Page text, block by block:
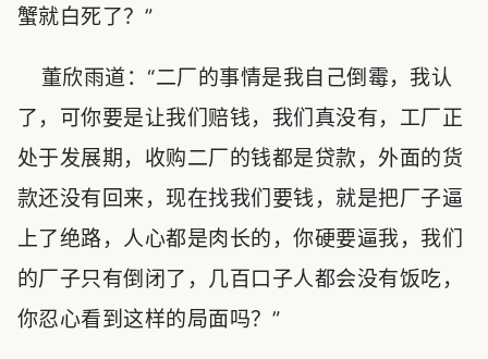
蟹就白死了？”
董欣雨道：“二厂的事情是我自己倒霉，我认
了，可你要是让我们赔钱，我们真没有，工厂正
处于发展期，收购二厂的钱都是贷款，外面的货
款还没有回来，现在找我们要钱，就是把厂子逼
上了绝路，人心都是肉长的，你硬要逼我，我们
的厂子只有倒闭了，几百口子人都会没有饭吃，
你忍心看到这样的局面吗？”